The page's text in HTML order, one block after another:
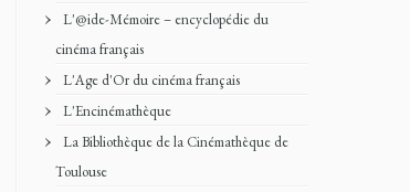
L'@ide-Mémoire – encyclopédie du
cinéma français
L'Age d'Or du cinéma français
L'Encinémathèque
La Bibliothèque de la Cinémathèque de
Toulouse